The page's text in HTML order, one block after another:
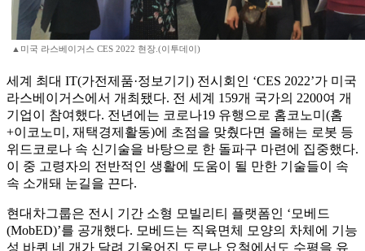
▲미국 라스베이거스 CES 2022 현장.(이투데이)
세계 최대 IT(가전제품·정보기기) 전시회인 ‘CES 2022’가 미국
라스베이거스에서 개최됐다. 전 세계 159개 국가의 2200여 개
기업이 참여했다. 전년에는 코로나19 유행으로 홈코노미(홈
+이코노미, 재택경제활동)에 초점을 맞췄다면 올해는 로봇 등
위드코로나 속 신기술을 바탕으로 한 돌파구 마련에 집중했다.
이 중 고령자의 전반적인 생활에 도움이 될 만한 기술들이 속
속 소개돼 눈길을 끈다.
현대차그룹은 전시 기간 소형 모빌리티 플랫폼인 ‘모베드
(MobED)’를 공개했다. 모베드는 직육면체 모양의 차체에 기능
성 바퀴 네 개가 달려 기울어진 도로나 요철에서도 수평을 유